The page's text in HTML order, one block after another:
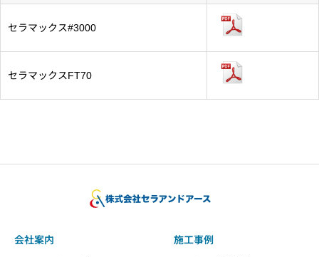
セラマックス#3000
セラマックスFT70
会社案内 施工事例